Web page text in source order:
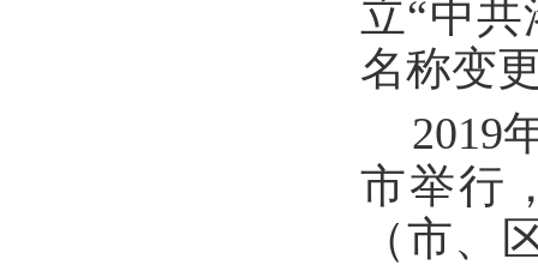
立“中
名称变
2019
市举行
（市、